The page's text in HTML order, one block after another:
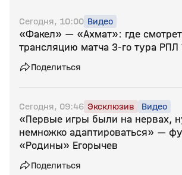
Сегодня, 10:00 Видео
«Факел» — «Ахмат»: где
трансляцию матча 3‑го тура РПЛ
Поделиться
Сегодня, 09:46 Эксклюзив Видео
«Первые игры были на нервах,
немножко адаптироваться» —
«Родины» Егорычев
Поделиться